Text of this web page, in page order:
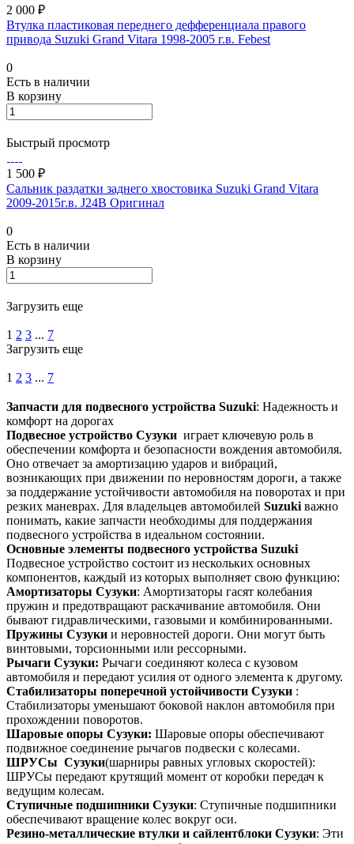
2 000 ₽
Втулка пластиковая переднего дефференциала правого
привода Suzuki Grand Vitara 1998-2005 г.в. Febest
0
Есть в наличии
В корзину
Быстрый просмотр
1 500 ₽
Сальник раздатки заднего хвостовика Suzuki Grand Vitara
2009-2015г.в. J24B Оригинал
0
Есть в наличии
В корзину
Загрузить еще
1 2 3 ... 7
Загрузить еще
1 2 3 ... 7
Запчасти для подвесного устройства Suzuki: Надежность и
комфорт на дорогах
Подвесное устройство Сузуки играет ключевую роль в
обеспечении комфорта и безопасности вождения автомобиля.
Оно отвечает за амортизацию ударов и вибраций,
возникающих при движении по неровностям дороги, а также
за поддержание устойчивости автомобиля на поворотах и при
резких маневрах. Для владельцев автомобилей Suzuki важно
понимать, какие запчасти необходимы для поддержания
подвесного устройства в идеальном состоянии.
Основные элементы подвесного устройства Suzuki
Подвесное устройство состоит из нескольких основных
компонентов, каждый из которых выполняет свою функцию:
Амортизаторы Сузуки: Амортизаторы гасят колебания
пружин и предотвращают раскачивание автомобиля. Они
бывают гидравлическими, газовыми и комбинированными.
Пружины Сузуки и неровностей дороги. Они могут быть
винтовыми, торсионными или рессорными.
Рычаги Сузуки: Рычаги соединяют колеса с кузовом
автомобиля и передают усилия от одного элемента к другому.
Стабилизаторы поперечной устойчивости Сузуки :
Стабилизаторы уменьшают боковой наклон автомобиля при
прохождении поворотов.
Шаровые опоры Сузуки: Шаровые опоры обеспечивают
подвижное соединение рычагов подвески с колесами.
ШРУСы Сузуки(шарниры равных угловых скоростей):
ШРУСы передают крутящий момент от коробки передач к
ведущим колесам.
Ступичные подшипники Сузуки: Ступичные подшипники
обеспечивают вращение колес вокруг оси.
Резино-металлические втулки и сайлентблоки Сузуки: Эти